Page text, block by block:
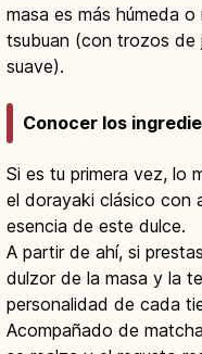
masa es más húmeda
tsubuan (con trozos de
suave).
Conocer los
Si es tu primera vez, lo
el dorayaki clásico con
esencia de este dulce.
A partir de ahí, si
dulzor de la masa y la
personalidad de cada
Acompañado de